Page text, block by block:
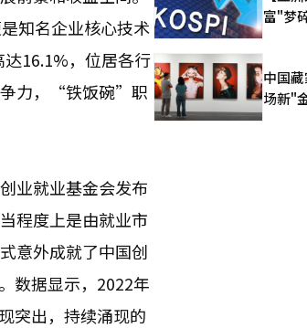
知名企业核心技术
16.1%，位居各行
争力，“铁饭碗”职
业就业基金会发布
程度上是由就业市
意外成就了中国创
数据显示，2022年
突出，持续涌现的
富"梦碎
中国
场新"